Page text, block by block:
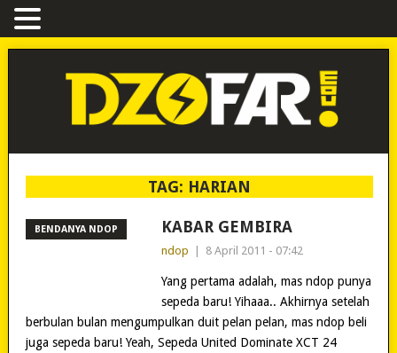
TAG: HARIAN
BENDANYA NDOP KABAR GEMBIRA
ndop 8 April 2011 - 07:42
Yang pertama adalah, mas ndop punya
sepeda baru! Yihaaa.. Akhirnya setelah
berbulan bulan mengumpulkan duit pelan pelan, mas ndop beli
juga sepeda baru! Yeah, Sepeda United Dominate XCT 24